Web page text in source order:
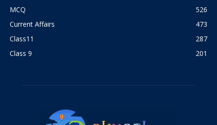
MCQ
526
Current Affairs
473
Class11
287
Class 9
201